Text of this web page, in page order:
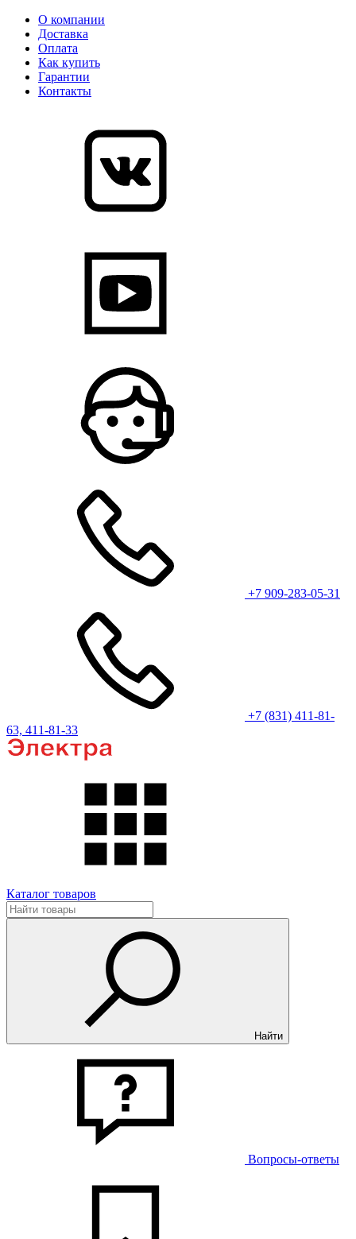
О компании
Доставка
Оплата
Как купить
Гарантии
Контакты
+7 909-283-05-31
+7 (831) 411-81-
63, 411-81-33
Каталог товаров
Найти
Вопросы-ответы